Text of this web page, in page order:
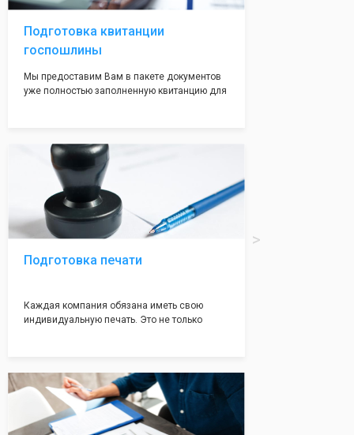
адреса не массовые и очень надежные!
Подготовка квитанции
госпошлины
Мы предоставим Вам в пакете документов
уже полностью заполненную квитанцию для
посредственно в налоговой инспекции при
подаче документов на регистрацию.
Подготовка печати
Каждая компания обязана иметь свою
индивидуальную печать. Это не только
вам поможем с помощью изготовления
печати по индивидуальному эскизу, который
Вы выберете сами из нашего каталога.